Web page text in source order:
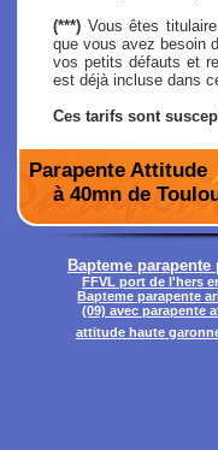
(***) Vous êtes
que vous avez besoin
vos petits défauts et
est déjà incluse dans
Ces tarifs sont
Parapente Attitude
à 40mn de
Bapteme
FFVL port de l'hers
Bapteme parapente
(09) avec parapente
attitude haute